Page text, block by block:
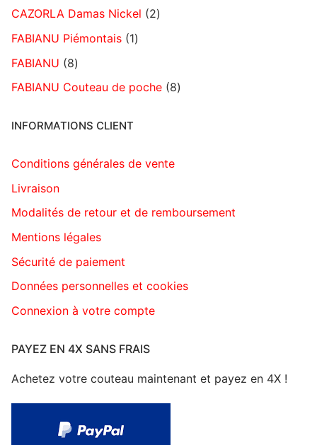
CAZORLA Damas Nickel
2
FABIANU Piémontais 1
FABIANU
8
FABIANU Couteau de poche 8
INFORMATIONS CLIENT
Conditions générales de vente
Livraison
Modalités de retour et de remboursement
Mentions légales
Sécurité de paiement
Données personnelles et cookies
Connexion à votre compte
PAYEZ EN 4X SANS FRAIS
Achetez votre couteau maintenant et payez en 4X !